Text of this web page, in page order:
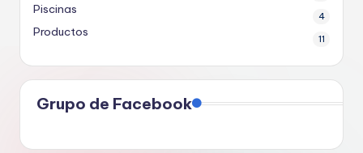
Piscinas 4
Productos 11
Grupo de Facebook